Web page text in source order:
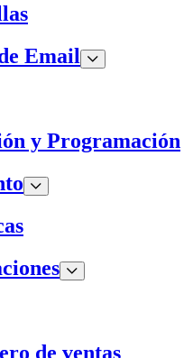
Email
y Programación
de ventas